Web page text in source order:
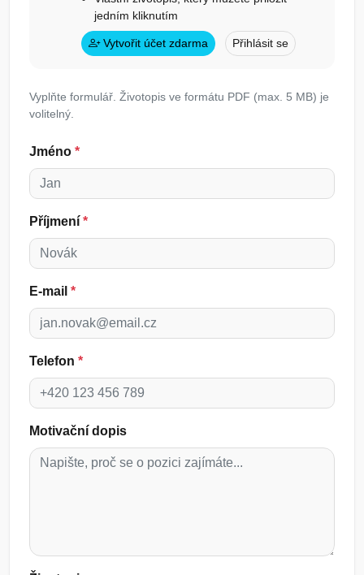
jedním kliknutím
Vytvořit účet zdarma Přihlásit se
Vyplňte formulář. Životopis ve formátu PDF (max. 5 MB) je
volitelný.
Jméno *
Příjmení *
E-mail *
Telefon *
Motivační dopis